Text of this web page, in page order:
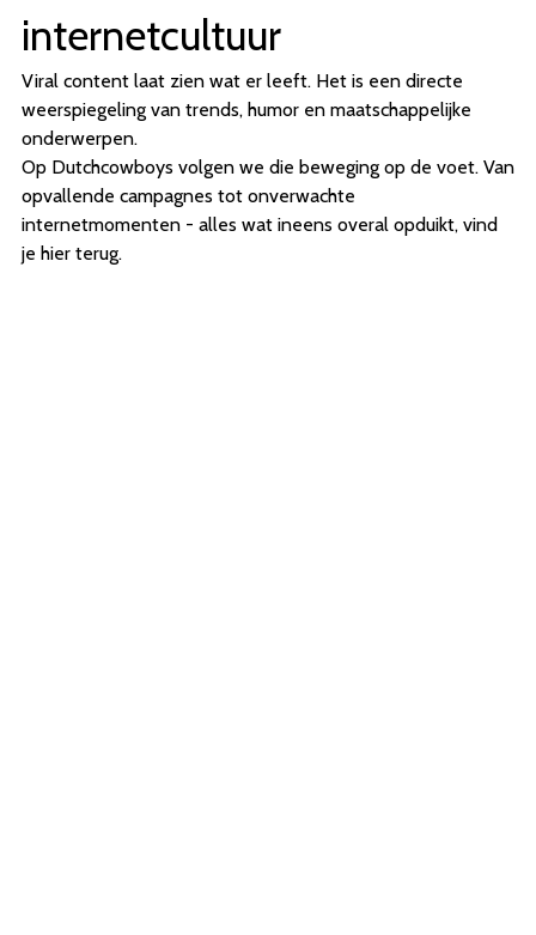
internetcultuur
Viral content laat zien wat er leeft. Het is een directe
weerspiegeling van trends, humor en maatschappelijke
onderwerpen.
Op Dutchcowboys volgen we die beweging op de voet. Van
opvallende campagnes tot onverwachte
internetmomenten - alles wat ineens overal opduikt, vind
je hier terug.